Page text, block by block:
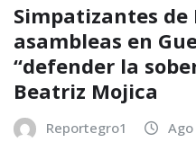
Simpatizantes
asambleas en
“defender la
Beatriz Mojica
Reportegro1